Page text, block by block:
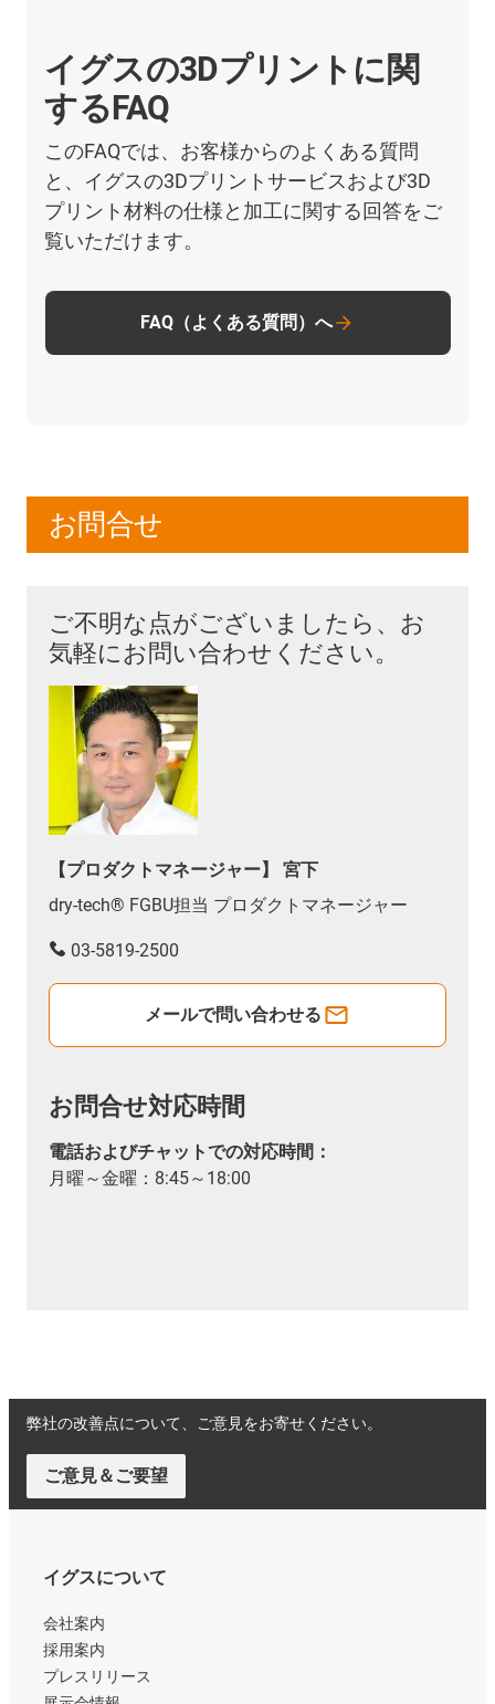
イグスの3Dプリントに関
するFAQ
このFAQでは、お客様からのよくある質問
と、イグスの3Dプリントサービスおよび3D
プリント材料の仕様と加工に関する回答をご
覧いただけます。
FAQ（よくある質問）へ
お問合せ
ご不明な点がございましたら、お
気軽にお問い合わせください。
【プロダクトマネージャー】 宮下
dry-tech® FGBU担当 プロダクトマネージャー
03-5819-2500
メールで問い合わせる
お問合せ対応時間
電話およびチャットでの対応時間：
月曜～金曜：8:45～18:00
弊社の改善点について、ご意見をお寄せください。
ご意見＆ご要望
イグスについて
会社案内
採用案内
プレスリリース